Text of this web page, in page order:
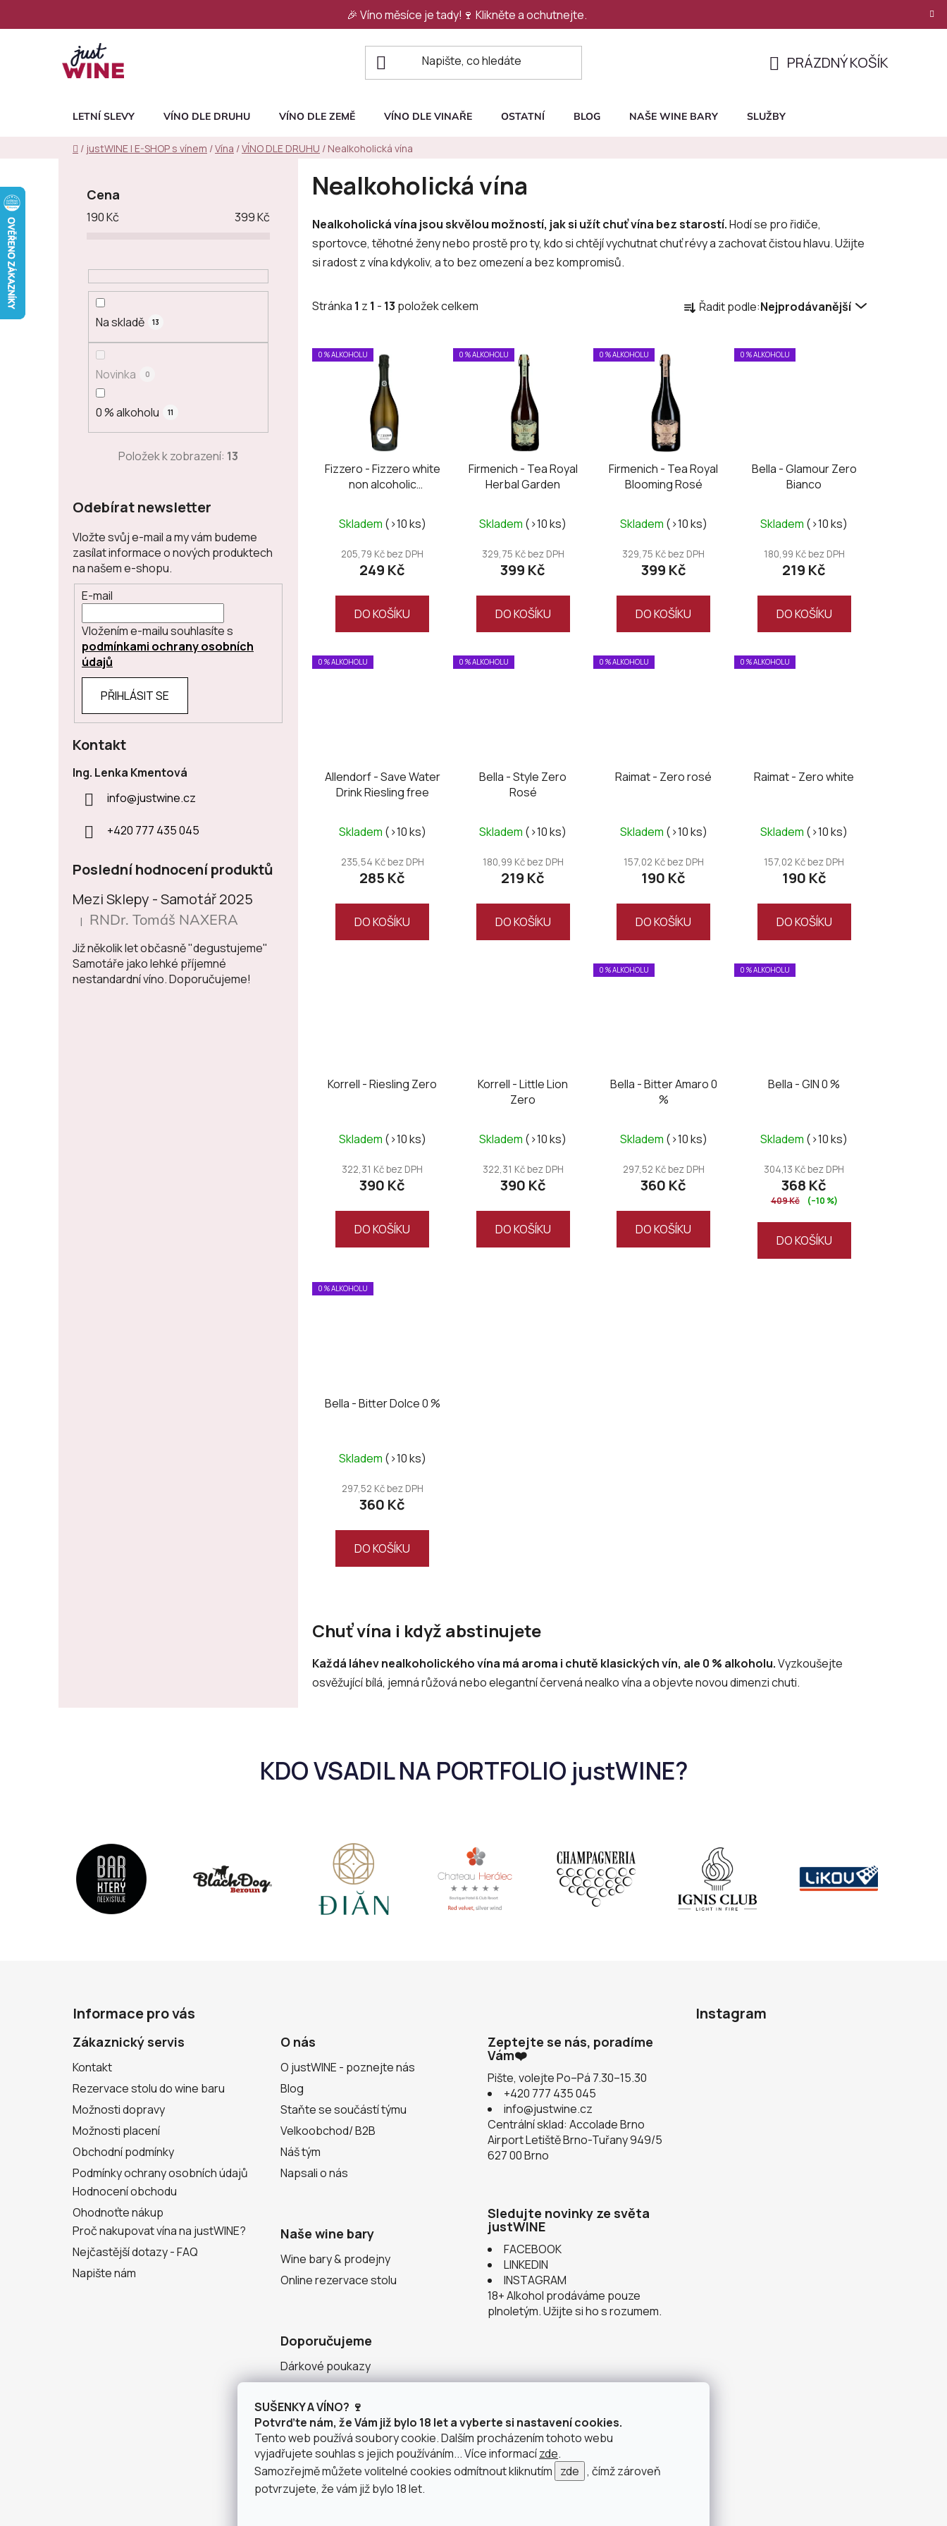
SUŠENKY A VÍNO? 🍷
Potvrďte nám, že Vám již bylo 18 let a vyberte si nastavení cookies.
Tento web používá soubory cookie. Dalším procházením tohoto webu
vyjadřujete souhlas s jejich používáním... Více informacízde.
Samozřejmě můžete volitelné cookies odmítnout kliknutím zde , čímž zároveň
potvrzujete, že vám již bylo 18 let.
🎉 Víno měsíce je tady!🍷 Klikněte a ochutnejte.
KOŠÍK
PRÁZDNÝ KOŠÍK
LETNÍ SLEVY VÍNO DLE DRUHU VÍNO DLE ZEMĚ VÍNO DLE VINAŘE OSTATNÍ BLOG NAŠE WINE BARY SLUŽBY
Domů
/ justWINE | E-SHOP s vínem /Vína /VÍNO DLE DRUHU / Nealkoholická vína
Cena
190Kč 399Kč
Na skladě 13
Novinka 0
0 % alkoholu 11
Položek k zobrazení: 13
Odebírat newsletter
Vložte svůj e-mail a my vám budeme
zasílat informace o nových produktech
na našem e-shopu.
E-mail
Vložením e-mailu souhlasíte s
podmínkami ochrany osobních
údajů
PŘIHLÁSIT SE
Kontakt
Ing. Lenka Kmentová
info@justwine.cz
+420 777 435 045
Poslední hodnocení produktů
Mezi Sklepy - Samotář 2025
Hodnocení produktu je 5 z 5 hvězdiček.
| RNDr. Tomáš NAXERA
Již několik let občasně "degustujeme"
Samotáře jako lehké příjemné
nestandardní víno. Doporučujeme!
Nealkoholická vína
Nealkoholická vína jsou skvělou možností, jak si užít chuť vína bez starostí.Hodí se pro řidiče,
sportovce, těhotné ženy nebo prostě pro ty, kdo si chtějí vychutnat chuť révy a zachovat čistou hlavu. Užijte
si radost z vína kdykoliv, a to bez omezení a bez kompromisů.
Stránka 1 z 1 - 13 položek celkem a
d
u
t
ů
Řadit podle:Nejprodávanější
V
ý
0 % ALKOHOLU
Fizzero - Fizzero white
non alcoholic
Skladem (>10 ks)
205,79 Kč bez DPH
249 Kč
DO KOŠÍKU
0 % ALKOHOLU
Firmenich - Tea Royal
Herbal Garden
Skladem (>10 ks)
329,75 Kč bez DPH
399 Kč
DO KOŠÍKU
0 % ALKOHOLU
Firmenich - Tea Royal
Blooming Rosé
Skladem (>10 ks)
329,75 Kč bez DPH
399 Kč
DO KOŠÍKU
0 % ALKOHOLU
Bella - Glamour Zero
Bianco
Skladem (>10 ks)
180,99 Kč bez DPH
219 Kč
DO KOŠÍKU
0 % ALKOHOLU
Allendorf - Save Water
Drink Riesling free
Skladem (>10 ks)
235,54 Kč bez DPH
285 Kč
DO KOŠÍKU
0 % ALKOHOLU
Bella - Style Zero
Rosé
Skladem (>10 ks)
180,99 Kč bez DPH
219 Kč
DO KOŠÍKU
0 % ALKOHOLU
Raimat - Zero rosé
Skladem (>10 ks)
157,02 Kč bez DPH
190 Kč
DO KOŠÍKU
0 % ALKOHOLU
Raimat - Zero white
Skladem (>10 ks)
157,02 Kč bez DPH
190 Kč
DO KOŠÍKU
Korrell - Riesling Zero
Skladem (>10 ks)
322,31 Kč bez DPH
390 Kč
DO KOŠÍKU
Korrell - Little Lion
Zero
Skladem (>10 ks)
322,31 Kč bez DPH
390 Kč
DO KOŠÍKU
0 % ALKOHOLU
Bella - Bitter Amaro 0
%
Skladem (>10 ks)
297,52 Kč bez DPH
360 Kč
DO KOŠÍKU
0 % ALKOHOLU
Bella - GIN 0 %
Skladem (>10 ks)
304,13 Kč bez DPH
368 Kč
409 Kč (–10 %)
DO KOŠÍKU
0 % ALKOHOLU
Bella - Bitter Dolce 0 %
Skladem (>10 ks)
297,52 Kč bez DPH
360 Kč
DO KOŠÍKU
d
a
k
i
s
u
Chuť vína i když abstinujete
Každá láhev nealkoholického vína má aroma i chutě klasických vín, ale 0 % alkoholu.Vyzkoušejte
osvěžující bílá, jemná růžová nebo elegantní červená nealko vína a objevte novou dimenzi chuti.
Informace pro vás
Zákaznický servis
Kontakt
Rezervace stolu do wine baru
Možnosti dopravy
Možnosti placení
Obchodní podmínky
Podmínky ochrany osobních údajů
Hodnocení obchodu
Ohodnoťte nákup
Proč nakupovat vína na justWINE?
Nejčastější dotazy - FAQ
Napište nám
O nás
O justWINE - poznejte nás
Blog
Staňte se součástí týmu
Velkoobchod/ B2B
Náš tým
Napsali o nás
Naše wine bary
Wine bary & prodejny
Online rezervace stolu
Doporučujeme
Dárkové poukazy
Degustace v justWINE
Seznam vinařství
Zeptejte se nás, poradíme
Vám❤️
Pište, volejte Po–Pá 7.30–15.30
+420 777 435 045
info@justwine.cz
Centrální sklad: Accolade Brno
Airport Letiště Brno-Tuřany 949/5
627 00 Brno
Sledujte novinky ze světa
justWINE
FACEBOOK
LINKEDIN
INSTAGRAM
18+ Alkohol prodáváme pouze
plnoletým. Užijte si ho s rozumem.
Instagram